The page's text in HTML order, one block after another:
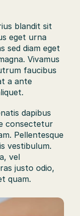
blandit sit
eget urna
sed diam eget
Vivamus
faucibus
a ante
dapibus
consectetur
Pellentesque
vestibulum.
vel
justo odio,
quam.